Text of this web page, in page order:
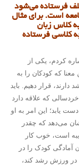
فرستاده می‌شود
است. برای مثال
کلاس زبان
کلاسی فرستاده
کردم، یکی از
که کودکان را به
قرار دهیم. باید
که علاقه دارد
یابد؛ این امر به او
می‌دهد که چقدر
است، خوب کار
آمادگی کودک را در
ورزش رشد کند،